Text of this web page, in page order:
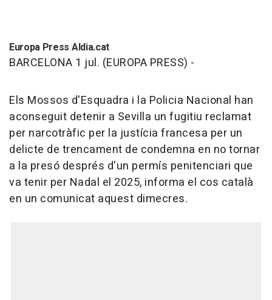
Europa Press Aldia.cat
BARCELONA 1 jul. (EUROPA PRESS) -
Els Mossos d'Esquadra i la Policia Nacional han
aconseguit detenir a Sevilla un fugitiu reclamat
per narcotràfic per la justícia francesa per un
delicte de trencament de condemna en no tornar
a la presó després d'un permís penitenciari que
va tenir per Nadal el 2025, informa el cos català
en un comunicat aquest dimecres.